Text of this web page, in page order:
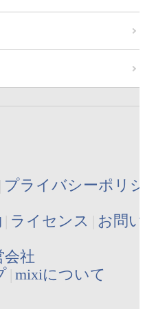
プライバシーポリ
ライセンス お問
会社
mixiについて